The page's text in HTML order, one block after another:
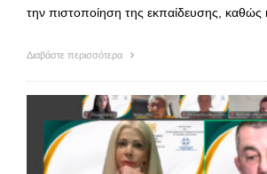
την πιστοποίηση της εκπαίδευσης, καθώς
Διαβάστε περισσότερα